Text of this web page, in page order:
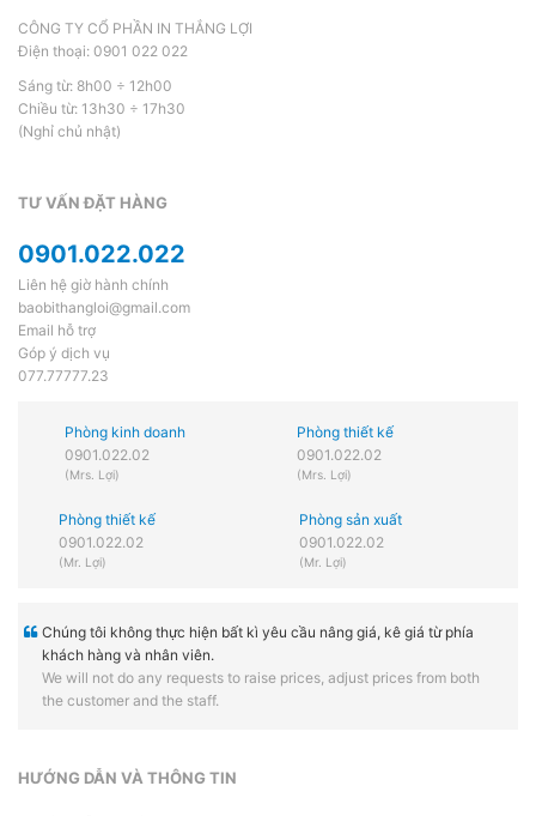
CÔNG TY CỔ PHẦN IN THẮNG LỢI
Điện thoại: 0901 022 022
Sáng từ: 8h00 ÷ 12h00
Chiều từ: 13h30 ÷ 17h30
(Nghỉ chủ nhật)
TƯ VẤN ĐẶT HÀNG
0901.022.022
Liên hệ giờ hành chính
baobithangloi@gmail.com
Email hỗ trợ
Góp ý dịch vụ
077.77777.23
Phòng kinh doanh
0901.022.02
(Mrs. Lợi)
Phòng thiết kế
0901.022.02
(Mrs. Lợi)
Phòng thiết kế
0901.022.02
(Mr. Lợi)
Phòng sản xuất
0901.022.02
(Mr. Lợi)
Chúng tôi không thực hiện bất kì yêu cầu nâng giá, kê giá từ phía
khách hàng và nhân viên.
We will not do any requests to raise prices, adjust prices from both
the customer and the staff.
HƯỚNG DẪN VÀ THÔNG TIN